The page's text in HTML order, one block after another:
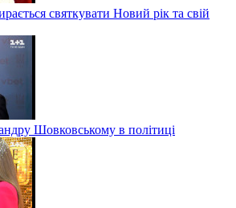
святкувати Новий рік та свій
Шовковському в політиці